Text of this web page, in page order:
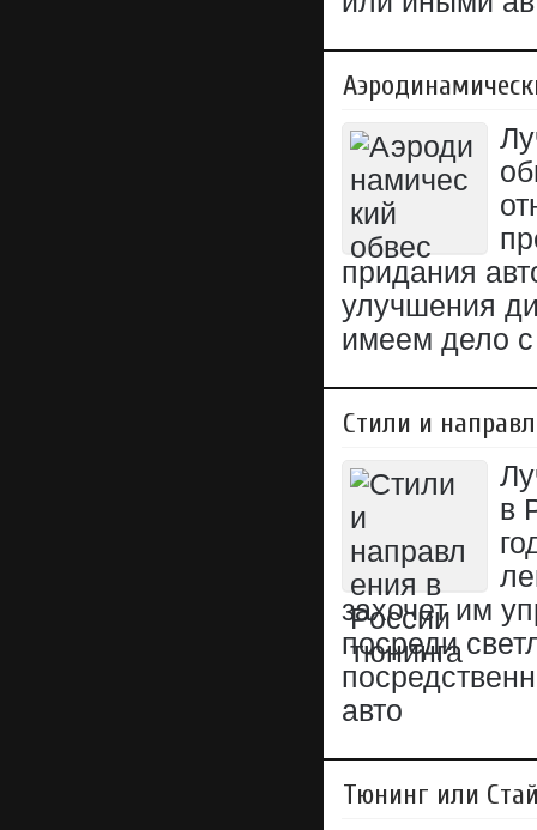
придания
улучшения
имеем дело
Стили и
в
захочет им
посреди
авто
Тюнинг или